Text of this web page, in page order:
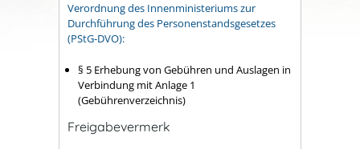
Verordnung des Innenministeriums zur
Durchführung des Personenstandsgesetzes
(PStG-DVO):
§ 5 Erhebung von Gebühren und Auslagen in
Verbindung mit Anlage 1
(Gebührenverzeichnis)
Freigabevermerk